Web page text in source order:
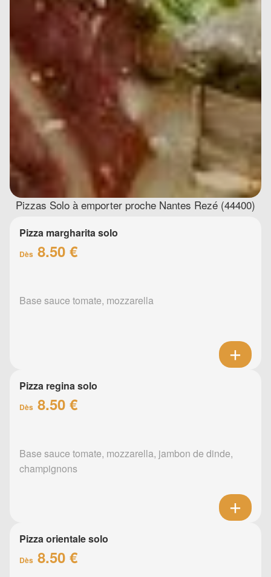
Pizzas Solo à emporter proche Nantes Rezé (44400)
Pizza margharita solo
Dès 8.50 €
Base sauce tomate, mozzarella
Pizza regina solo
Dès 8.50 €
Base sauce tomate, mozzarella, jambon de dinde,
champignons
Pizza orientale solo
Dès 8.50 €